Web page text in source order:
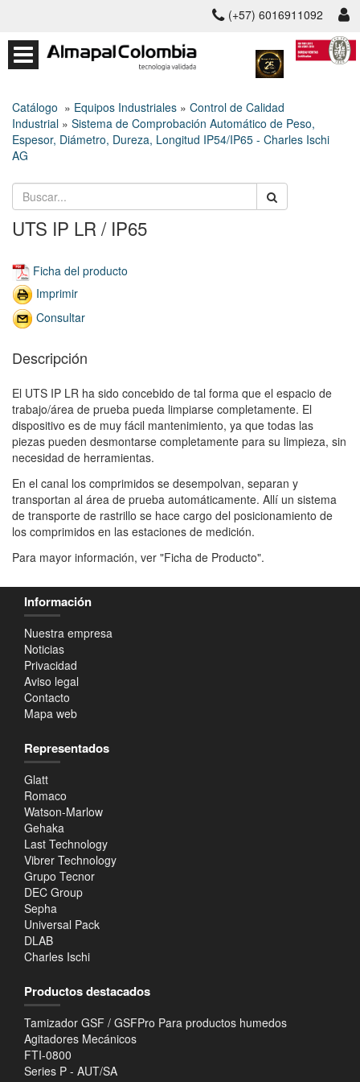
(+57) 6016911092
Catálogo » Equipos Industriales » Control de Calidad
Industrial » Sistema de Comprobación Automático de Peso,
Espesor, Diámetro, Dureza, Longitud IP54/IP65 - Charles Ischi
AG
UTS IP LR / IP65
Ficha del producto
Imprimir
Consultar
Descripción
El UTS IP LR ha sido concebido de tal forma que el espacio de
trabajo/área de prueba pueda limpiarse completamente. El
dispositivo es de muy fácil mantenimiento, ya que todas las
piezas pueden desmontarse completamente para su limpieza, sin
necesidad de herramientas.
En el canal los comprimidos se desempolvan, separan y
transportan al área de prueba automáticamente. Allí un sistema
de transporte de rastrillo se hace cargo del posicionamiento de
los comprimidos en las estaciones de medición.
Para mayor información, ver "Ficha de Producto".
Información
Nuestra empresa
Noticias
Privacidad
Aviso legal
Contacto
Mapa web
Representados
Glatt
Romaco
Watson-Marlow
Gehaka
Last Technology
Vibrer Technology
Grupo Tecnor
DEC Group
Sepha
Universal Pack
DLAB
Charles Ischi
Productos destacados
Tamizador GSF / GSFPro Para productos humedos
Agitadores Mecánicos
FTI-0800
Series P - AUT/SA